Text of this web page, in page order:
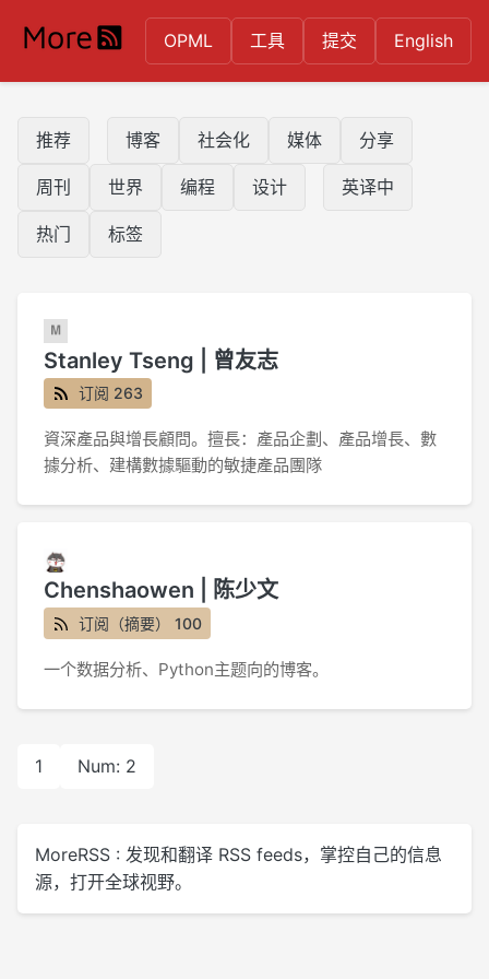
OPML 工具 提交 English
推荐 博客 社会化 媒体 分享
周刊 世界 编程 设计 英译中
热门 标签
Stanley Tseng | 曾友志
订阅 263
資深產品與增長顧問。擅長：產品企劃、產品增長、數
據分析、建構數據驅動的敏捷產品團隊
Chenshaowen | 陈少文
订阅（摘要） 100
一个数据分析、Python主题向的博客。
1 Num: 2
MoreRSS : 发现和翻译 RSS feeds，掌控自己的信息
源，打开全球视野。